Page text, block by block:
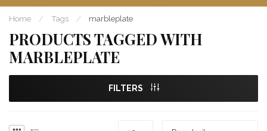
Home / Tags / marbleplate
PRODUCTS TAGGED WITH
MARBLEPLATE
FILTERS